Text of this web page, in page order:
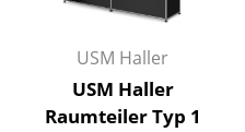
USM Haller
USM Haller
Raumteiler Typ 1